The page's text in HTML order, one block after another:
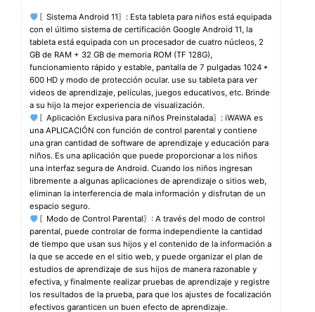
〖Sistema Android 11〗: Esta tableta para niños está equipada
con el último sistema de certificación Google Android 11, la
tableta está equipada con un procesador de cuatro núcleos, 2
GB de RAM + 32 GB de memoria ROM (TF 128G),
funcionamiento rápido y estable, pantalla de 7 pulgadas 1024 *
600 HD y modo de protección ocular. use su tableta para ver
videos de aprendizaje, películas, juegos educativos, etc. Brinde
a su hijo la mejor experiencia de visualización.
〖Aplicación Exclusiva para niños Preinstalada〗: iWAWA es
una APLICACIÓN con función de control parental y contiene
una gran cantidad de software de aprendizaje y educación para
niños. Es una aplicación que puede proporcionar a los niños
una interfaz segura de Android. Cuando los niños ingresan
libremente a algunas aplicaciones de aprendizaje o sitios web,
eliminan la interferencia de mala información y disfrutan de un
espacio seguro.
〖Modo de Control Parental〗: A través del modo de control
parental, puede controlar de forma independiente la cantidad
de tiempo que usan sus hijos y el contenido de la información a
la que se accede en el sitio web, y puede organizar el plan de
estudios de aprendizaje de sus hijos de manera razonable y
efectiva, y finalmente realizar pruebas de aprendizaje y registre
los resultados de la prueba, para que los ajustes de focalización
efectivos garanticen un buen efecto de aprendizaje.